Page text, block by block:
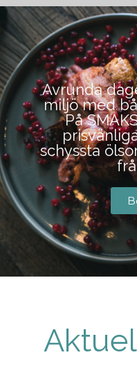
Avrunda
miljö med
På
schyssta